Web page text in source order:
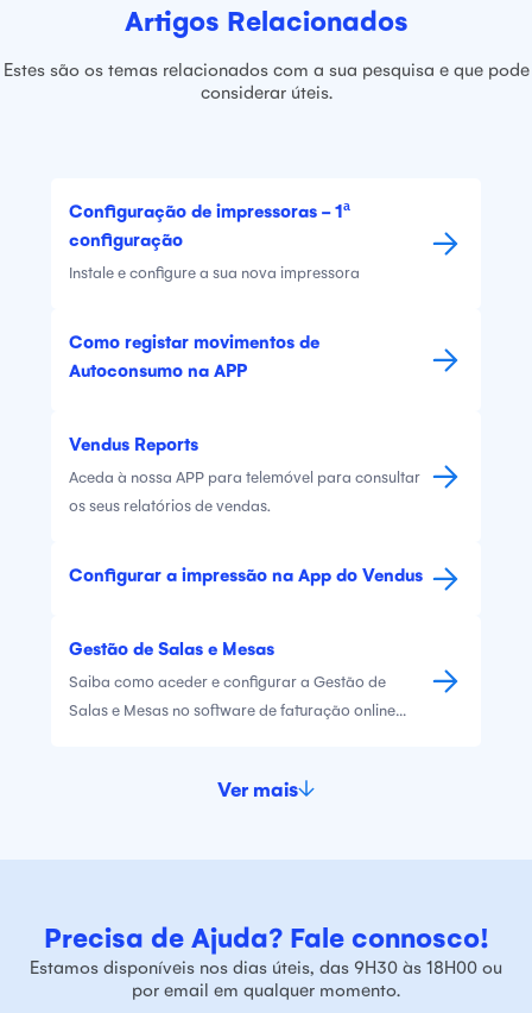
Artigos Relacionados
Estes são os temas relacionados com a sua pesquisa e que pode
considerar úteis.
Configuração de impressoras - 1ª
configuração
Instale e configure a sua nova impressora
Como registar movimentos de
Autoconsumo na APP
Vendus Reports
Aceda à nossa APP para telemóvel para consultar
os seus relatórios de vendas.
Configurar a impressão na App do Vendus
Gestão de Salas e Mesas
Saiba como aceder e configurar a Gestão de
Salas e Mesas no software de faturação online
Ver mais
Precisa de Ajuda? Fale connosco!
Estamos disponíveis nos dias úteis, das 9H30 às 18H00 ou
por email em qualquer momento.